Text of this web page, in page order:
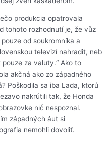
produkcia opatrovala
tohoto rozhodnutí je, že vůz
od soukromníka a
televizí nahradit, neb
za valuty.“ Ako to
akčná ako zo západného
Poškodila sa iba Lada, ktorú
nakrútili tak, že Honda
nič nespoznal.
západných áut si
nemohli dovoliť.